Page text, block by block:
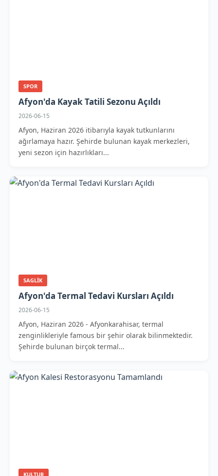
SPOR
Afyon'da Kayak Tatili Sezonu Açıldı
2026-06-15
Afyon, Haziran 2026 itibarıyla kayak tutkunlarını
ağırlamaya hazır. Şehirde bulunan kayak merkezleri,
yeni sezon için hazırlıkları...
SAGLIK
Afyon'da Termal Tedavi Kursları Açıldı
2026-06-15
Afyon, Haziran 2026 - Afyonkarahisar, termal
zenginlikleriyle famous bir şehir olarak bilinmektedir.
Şehirde bulunan birçok termal...
KULTUR